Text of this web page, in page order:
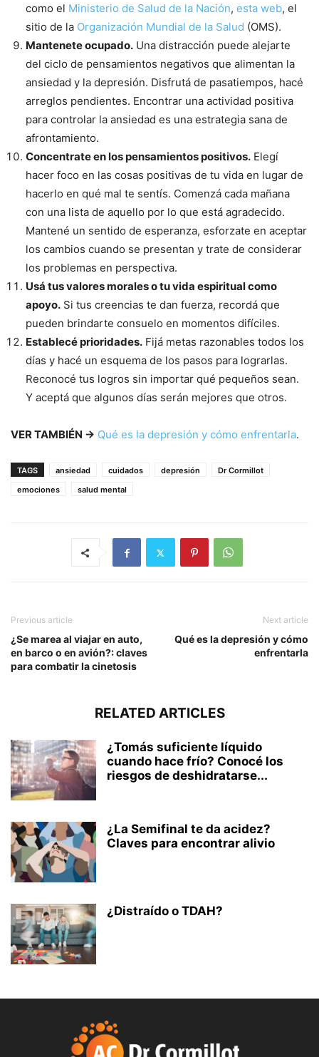
como el Ministerio de Salud de la Nación, esta web, el
sitio de la Organización Mundial de la Salud (OMS).
Mantenete ocupado. Una distracción puede alejarte
del ciclo de pensamientos negativos que alimentan la
ansiedad y la depresión. Disfrutá de pasatiempos, hacé
arreglos pendientes. Encontrar una actividad positiva
para controlar la ansiedad es una estrategia sana de
afrontamiento.
Concentrate en los pensamientos positivos. Elegí
hacer foco en las cosas positivas de tu vida en lugar de
hacerlo en qué mal te sentís. Comenzá cada mañana
con una lista de aquello por lo que está agradecido.
Mantené un sentido de esperanza, esforzate en aceptar
los cambios cuando se presentan y trate de considerar
los problemas en perspectiva.
Usá tus valores morales o tu vida espiritual como
apoyo. Si tus creencias te dan fuerza, recordá que
pueden brindarte consuelo en momentos difíciles.
Establecé prioridades. Fijá metas razonables todos los
días y hacé un esquema de los pasos para lograrlas.
Reconocé tus logros sin importar qué pequeños sean.
Y aceptá que algunos días serán mejores que otros.
VER TAMBIÉN → Qué es la depresión y cómo enfrentarla.
TAGS ansiedad cuidados depresión
Dr Cormillot
emociones
salud mental
Previous article
¿Se marea al viajar en auto,
en barco o en avión?: claves
para combatir la cinetosis
Next article
Qué es la depresión y cómo
enfrentarla
RELATED ARTICLES
¿Tomás suficiente líquido
cuando hace frío? Conocé los
riesgos de deshidratarse...
¿La Semifinal te da acidez?
Claves para encontrar alivio
¿Distraído o TDAH?